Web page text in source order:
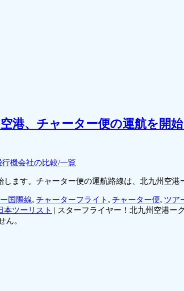
港、チャーター便の運航を開
機会社の比較/一覧
ます。チャーター便の運航路線は、北九州空港
国際線, チャーターフライト , チャーター便, ツア
本ツーリスト | スターフライヤー！北九州空港ー
ん。